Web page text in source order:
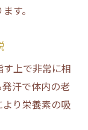
す。
上で非常に相
汗で体内の老
り栄養素の吸